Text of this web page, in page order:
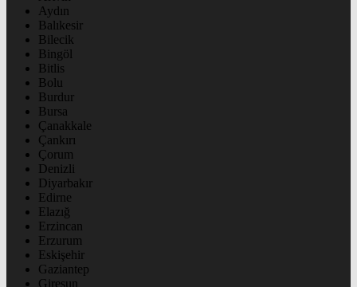
Aydın
Balıkesir
Bilecik
Bingöl
Bitlis
Bolu
Burdur
Bursa
Çanakkale
Çankırı
Çorum
Denizli
Diyarbakır
Edirne
Elazığ
Erzincan
Erzurum
Eskişehir
Gaziantep
Giresun